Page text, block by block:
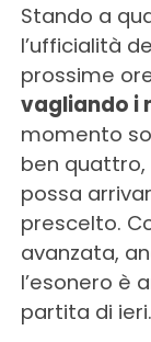
Stando a
l’ufficialità
prossime
vagliando i
momento
ben quattro,
possa
prescelto.
avanzata,
l’esonero è
partita di ieri.